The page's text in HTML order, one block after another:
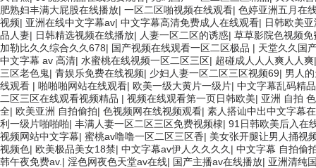
肥熟妇丰满大屁股在线播放| 一区二区啪视频在线观看| 色婷亚洲五月在
视频| 亚洲在线中文字幕av| 中文字幕高清免费成人在线观看| 日韩欧美
品人妻| 日韩精选视频在线播放| 人妻一区二区的诱惑| 草草影院色视频免
加勒比久久综合久久678| 国产视频在线观看一区二区极品 | 天堂久久国
中文字幕 av 高清| 水蜜桃在线视频一区二区三区| 超碰成人人人爽人人爽
三区老色鬼| 青娱乐免费在线视频| 少妇人妻一区二区三区视频69| 男人
线观看 | 啪啪啪网站在线观看| 欧美一级大黄片一级片| 中文字幕乱码精
二区三区在线观看视频精品 | 视频在线观看第一页日韩欧美| 亚洲 自拍
全| 欧美亚洲 自拍偷拍| 色视频网在线视频观看| 素人搭讪中出中文字幕
利一级片啪啪啪| 丰满人妻一区二区三区免费视频棣| 91日韩欧美后入在
视频网站中文字幕| 蜜桃av噜噜一区二区三区香| 美女张开腿让男人捅视
视频色| 欧美极品美女18禁| 中文字幕av伊人久久久久 | 中文字幕 自拍偷
韩午夜免费av. | 淫色网夜色天堂av在线| 国产主播av在线播放| 亚洲清纯